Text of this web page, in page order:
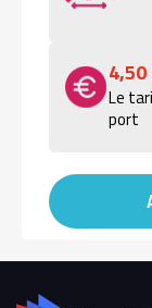
Le
port